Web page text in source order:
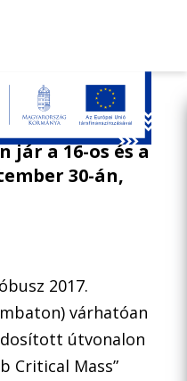
a 16-os és a
30-án,
2017.
várhatóan
útvonalon
Critical Mass”